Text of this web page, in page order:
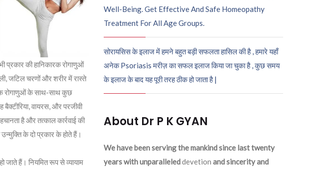
प्रकार की हानिकारक रोगाणुओं
जटिल चरणों और शरीर में रास्ते
रोगाणुओं के साथ-साथ कुछ
बैक्टीरिया, वायरस, और परजीवी
है और तत्काल कार्रवाई की
के दो प्रकार के होते हैं।
जाते हैं। नियमित रूप से व्यायाम
Well-Being. Get Effective And Safe Homeopathy
Treatment For All Age Groups.
सोरायसिस के इलाज में हमने बहुत बड़ी सफलता हासिल की है , हमारे यहाँ
अनेक Psoriasis मरीज़ का सफल इलाज किया जा चुका है , कुछ समय
के इलाज के बाद यह पूरी तरह ठीक हो जाता है |
About Dr P K GYAN
We have been serving the mankind since last twenty
years with unparalleleddevetion and sincerity and